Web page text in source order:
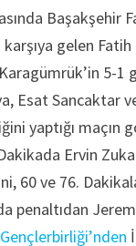
Başakşehir
karşıya gelen
5-1
Esat Sancaktar
yaptığı maçın
Ervin
60 ve 76.
penaltıdan
Gençlerbirliği’nden